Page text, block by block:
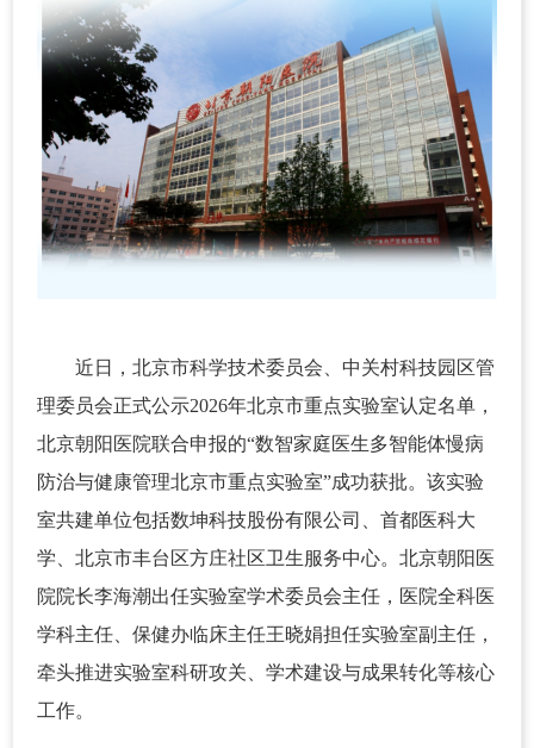
近日，北京市科学技术委员会、中关村科技园区管
理委员会正式公示2026年北京市重点实验室认定名单，
北京朝阳医院联合申报的“数智家庭医生多智能体慢病
防治与健康管理北京市重点实验室”成功获批。该实验
室共建单位包括数坤科技股份有限公司、首都医科大
学、北京市丰台区方庄社区卫生服务中心。北京朝阳医
院院长李海潮出任实验室学术委员会主任，医院全科医
学科主任、保健办临床主任王晓娟担任实验室副主任，
牵头推进实验室科研攻关、学术建设与成果转化等核心
工作。